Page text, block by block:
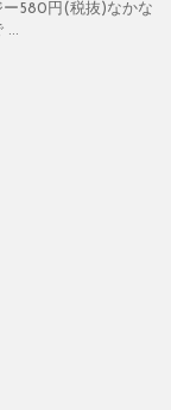
ー580円(税抜)なかな
...